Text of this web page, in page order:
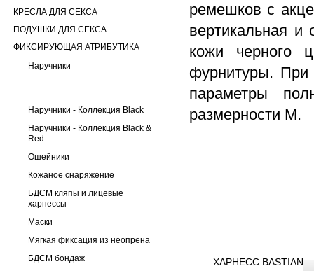
КРЕСЛА ДЛЯ СЕКСА
ПОДУШКИ ДЛЯ СЕКСА
ФИКСИРУЮЩАЯ АТРИБУТИКА
Наручники
Наручники - Коллекция Black
Наручники - Коллекция Black &
Red
Ошейники
Кожаное снаряжение
БДСМ кляпы и лицевые
харнессы
Маски
Мягкая фиксация из неопрена
БДСМ бондаж
ремешков с
вертикальная и
кожи черного
фурнитуры. При
параметры
размерности М.
ХАРНЕСС BASTIAN